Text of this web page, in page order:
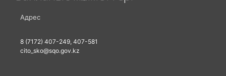
Адрес
8 (7172) 407-249, 407-581
cito_sko@sqo.gov.kz